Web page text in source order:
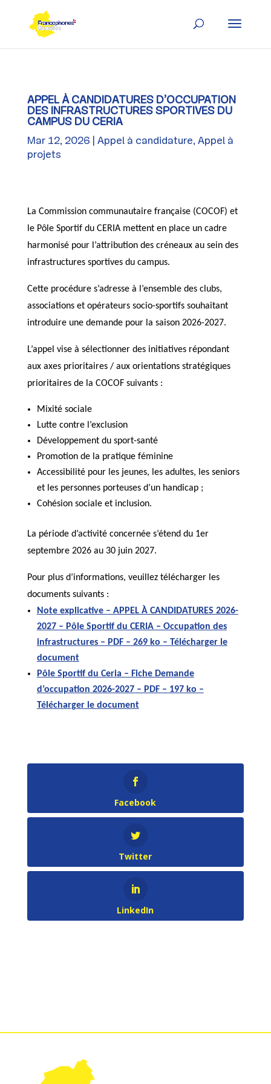
content
APPEL À CANDIDATURES D’OCCUPATION
DES INFRASTRUCTURES SPORTIVES DU
CAMPUS DU CERIA
Mar 12, 2026 Appel à candidature, Appel à
projets
La Commission communautaire française (COCOF) et
le Pôle Sportif du CERIA mettent en place un cadre
harmonisé pour l’attribution des créneaux au sein des
infrastructures sportives du campus.
Cette procédure s’adresse à l’ensemble des clubs,
associations et opérateurs socio-sportifs souhaitant
introduire une demande pour la saison 2026-2027.
L’appel vise à sélectionner des initiatives répondant
aux axes prioritaires / aux orientations stratégiques
prioritaires de la COCOF suivants :
Mixité sociale
Lutte contre l’exclusion
Développement du sport-santé
Promotion de la pratique féminine
Accessibilité pour les jeunes, les adultes, les seniors
et les personnes porteuses d’un handicap ;
Cohésion sociale et inclusion.
La période d’activité concernée s’étend du 1er
septembre 2026 au 30 juin 2027.
Pour plus d’informations, veuillez télécharger les
documents suivants :
Note explicative – APPEL À CANDIDATURES 2026-
2027 – Pôle Sportif du CERIA – Occupation des
infrastructures – PDF – 269 ko – Télécharger le
document
Pôle Sportif du Ceria – Fiche Demande
d’occupation 2026-2027 – PDF – 197 ko –
Télécharger le document
Facebook
Twitter
LinkedIn